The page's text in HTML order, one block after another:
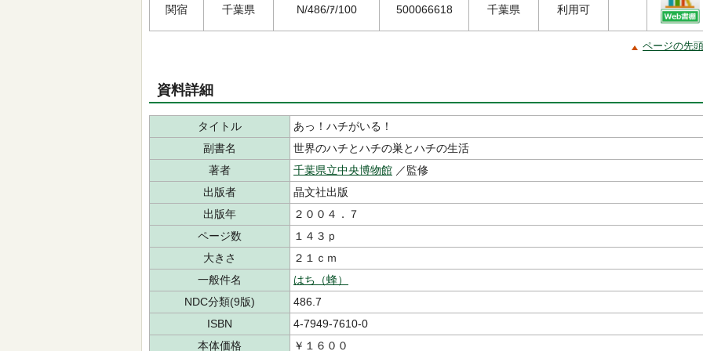
関宿 千葉県 N/486/ｱ/100 500066618 千葉県 利用可
ページの先
資料詳細
タイトル
あっ！ハチがいる！
副書名
世界のハチとハチの巣とハチの生活
著者
千葉県立中央博物館 ／監修
出版者
晶文社出版
出版年
２００４．７
ページ数
１４３ｐ
大きさ
２１ｃｍ
一般件名
はち（蜂）
NDC分類(9版)
486.7
ISBN
4-7949-7610-0
本体価格
￥１６００